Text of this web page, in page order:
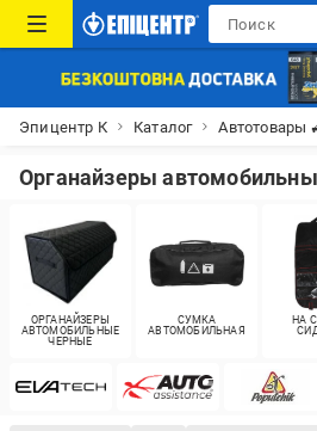
Эпицентр К Каталог Автотовары
Органайзеры
ОРГАНАЙЗЕРЫ
АВТОМОБИЛЬНЫЕ
ЧЕРНЫЕ
СУМКА
АВТОМОБИЛЬНАЯ
НА